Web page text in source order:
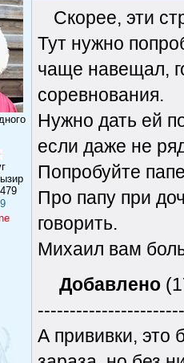
9
Скорее, эти
Тут нужно
чаще навещал,
соревнования.
Нужно дать ей
если даже не
Попробуйте
Про папу при
говорить.
Михаил вам
Добавлено
А прививки, это